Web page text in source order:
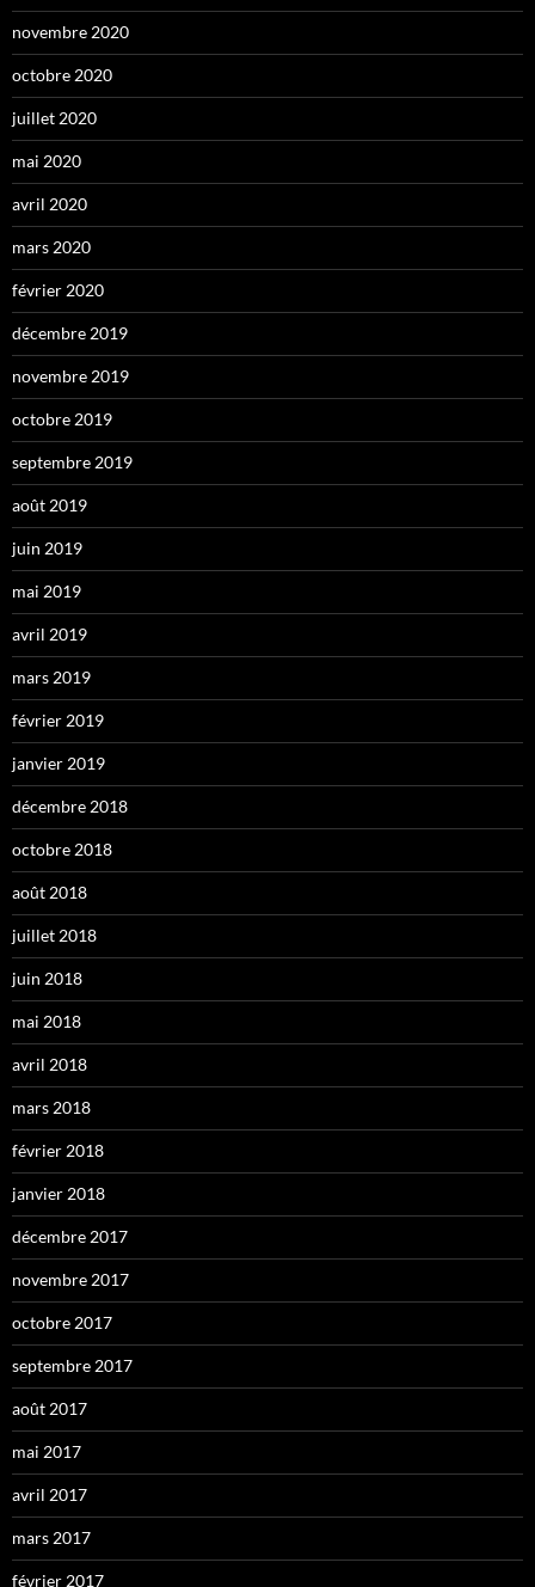
novembre 2020
octobre 2020
juillet 2020
mai 2020
avril 2020
mars 2020
février 2020
décembre 2019
novembre 2019
octobre 2019
septembre 2019
août 2019
juin 2019
mai 2019
avril 2019
mars 2019
février 2019
janvier 2019
décembre 2018
octobre 2018
août 2018
juillet 2018
juin 2018
mai 2018
avril 2018
mars 2018
février 2018
janvier 2018
décembre 2017
novembre 2017
octobre 2017
septembre 2017
août 2017
mai 2017
avril 2017
mars 2017
février 2017